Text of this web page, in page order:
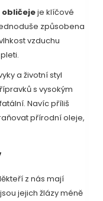
obličejeje klíčové
způsobena
vzduchu
a životní styl
s vysokým
Navíc příliš
přírodní oleje,
z nás mají
jejich žlázy méně